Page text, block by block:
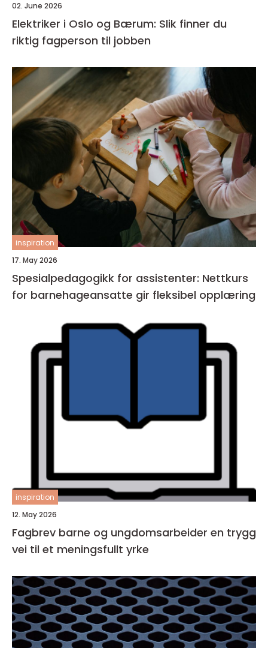
02. June 2026
Elektriker i Oslo og Bærum: Slik finner du
riktig fagperson til jobben
inspiration
17. May 2026
Spesialpedagogikk for assistenter: Nettkurs
for barnehageansatte gir fleksibel opplæring
inspiration
12. May 2026
Fagbrev barne og ungdomsarbeider en trygg
vei til et meningsfullt yrke